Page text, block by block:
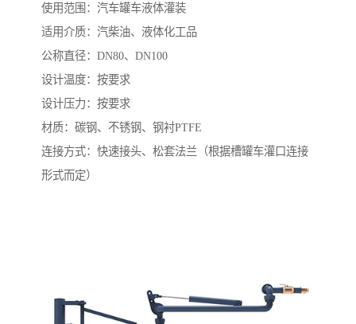
使用范围：汽车罐车液体灌装
适用介质：汽柴油、液体化工品
公称直径：DN80、DN100
设计温度：按要求
设计压力：按要求
材质：碳钢、不锈钢、钢衬PTFE
连接方式：快速接头、松套法兰（根据槽罐车灌口连接
形式而定）